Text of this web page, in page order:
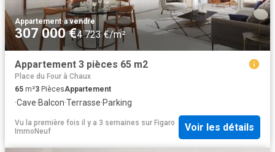
Appartement·à vendre
307 000 €4 723 €/m²
Appartement 3 pièces 65 m2
Place du Four à Chaux
65 m²3 PiècesAppartement
·Cave·Balcon·Terrasse·Parking
Vu la première fois il y a 3 semaines sur Figaro
ImmoNeuf
Voir les détails